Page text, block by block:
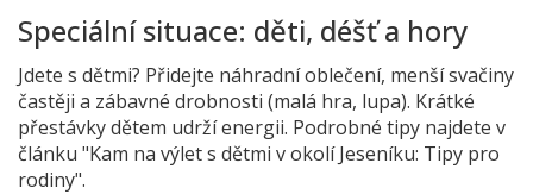
Speciální situace: děti, déšť a hory
Jdete s dětmi? Přidejte náhradní oblečení, menší svačiny
častěji a zábavné drobnosti (malá hra, lupa). Krátké
přestávky dětem udrží energii. Podrobné tipy najdete v
článku "Kam na výlet s dětmi v okolí Jeseníku: Tipy pro
rodiny".